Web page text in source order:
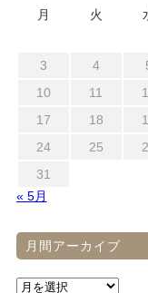
月
火
3
4
10
11
17
18
24
25
31
« 5月
月間アーカイブ